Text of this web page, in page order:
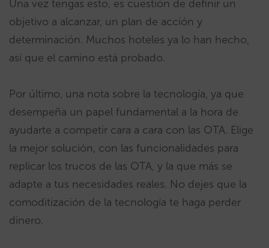
Una vez tengas esto, es cuestión de definir un
objetivo a alcanzar, un plan de acción y
determinación. Muchos hoteles ya lo han hecho,
así que el camino está probado.
Por último, una nota sobre la tecnología, ya que
desempeña un papel fundamental a la hora de
ayudarte a competir cara a cara con las OTA. Elige
la mejor solución, con las funcionalidades para
replicar los trucos de las OTA, y la que más se
adapte a tus necesidades reales. No dejes que la
comoditización de la tecnología te haga perder
dinero.